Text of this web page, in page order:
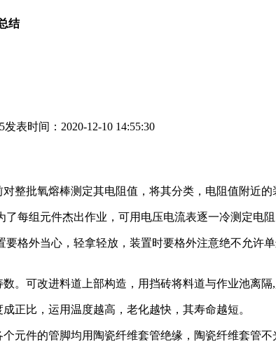
结
发表时间：2020-12-10 14:55:30
整批氧熔棒测定其电阻值，将其分类，电阻值附近
每组元件杰出作业，可用电压电流表逐一冷测定电
格外当心，轻拿轻放，装置时要格外注意绝不允许
。可改进料道上部构造，用挡砖将料道与作业池离隔
正比，运用温度越高，老化越快，其寿命越短。
元件的管脚均用陶瓷纤维套管绝缘，陶瓷纤维套管